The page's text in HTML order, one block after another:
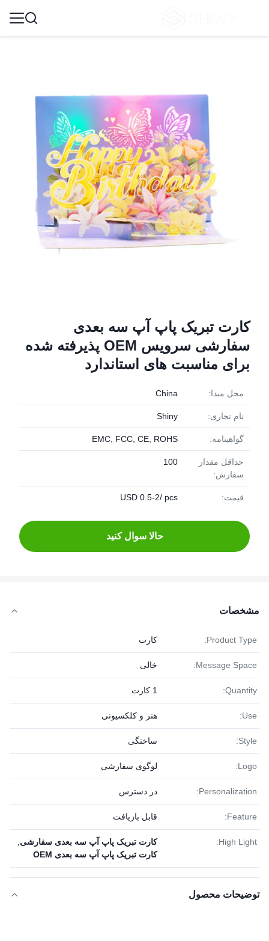
کارت تبریک پاپ آپ سه بعدی
سفارشی سرویس OEM پذیرفته شده
برای مناسبت های استاندارد
محل مبدا: China
نام تجاری: Shiny
گواهینامه: EMC, FCC, CE, ROHS
حداقل مقدار
سفارش:
100
قیمت: USD 0.5-2/ pcs
حالا سوال کنيد
مشخصات
Product Type: کارت
Message Space: خالی
Quantity: 1 کارت
Use: هنر و کلکسیونی
Style: ساختگی
Logo: لوگوی سفارشی
Personalization: در دسترس
Feature: قابل بازیافت
High Light: کارت تبریک پاپ آپ سه بعدی سفارشی
کارت تبریک پاپ آپ سه بعدی OEM
توضیحات محصول